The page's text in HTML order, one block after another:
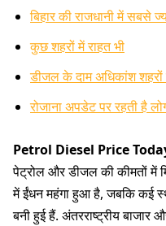
बिहार की राजधानी में सबसे
कुछ शहरों में राहत भी
डीजल के दाम अधिकांश शहरों
रोजाना अपडेट पर रहती है
Petrol Diesel Price
पेट्रोल और डीजल की कीमतों में
में ईंधन महंगा हुआ है, जबकि कई
बनी हुई हैं. अंतरराष्ट्रीय